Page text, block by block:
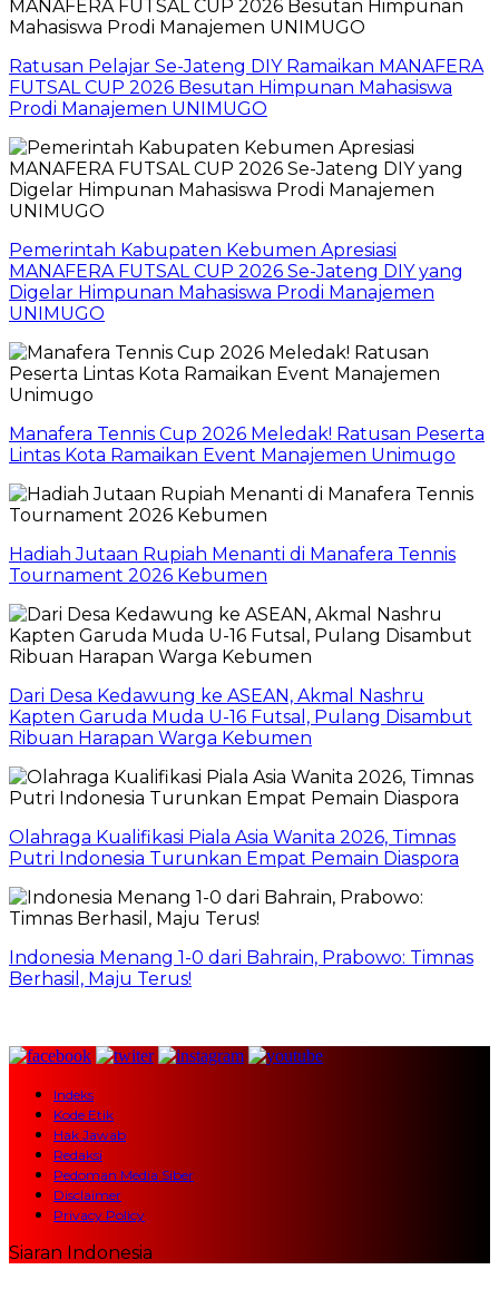
Ratusan Pelajar Se-Jateng DIY Ramaikan MANAFERA
FUTSAL CUP 2026 Besutan Himpunan Mahasiswa
Prodi Manajemen UNIMUGO
Pemerintah Kabupaten Kebumen Apresiasi
MANAFERA FUTSAL CUP 2026 Se-Jateng DIY yang
Digelar Himpunan Mahasiswa Prodi Manajemen
UNIMUGO
Manafera Tennis Cup 2026 Meledak! Ratusan Peserta
Lintas Kota Ramaikan Event Manajemen Unimugo
Hadiah Jutaan Rupiah Menanti di Manafera Tennis
Tournament 2026 Kebumen
Dari Desa Kedawung ke ASEAN, Akmal Nashru
Kapten Garuda Muda U-16 Futsal, Pulang Disambut
Ribuan Harapan Warga Kebumen
Olahraga Kualifikasi Piala Asia Wanita 2026, Timnas
Putri Indonesia Turunkan Empat Pemain Diaspora
Indonesia Menang 1-0 dari Bahrain, Prabowo: Timnas
Berhasil, Maju Terus!
Indeks
Kode Etik
Hak Jawab
Redaksi
Pedoman Media Siber
Disclaimer
Privacy Policy
Siaran Indonesia